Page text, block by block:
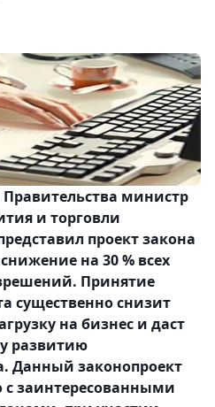
министр
и торговли
проект закона
на 30 % всех
Принятие
существенно снизит
на бизнес и даст
развитию
Данный законопроект
с заинтересованными